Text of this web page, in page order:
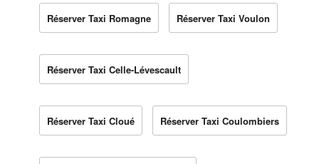
Réserver Taxi Romagne Réserver Taxi Voulon
Réserver Taxi Celle-Lévescault
Réserver Taxi Cloué Réserver Taxi Coulombiers